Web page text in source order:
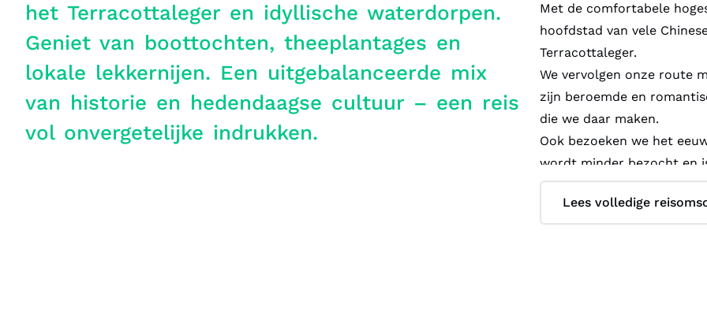
het Terracottaleger en idyllische waterdorpen.
Geniet van boottochten, theeplantages en
lokale lekkernijen. Een uitgebalanceerde mix
van historie en hedendaagse cultuur – een reis
vol onvergetelijke indrukken.
Met de comfortabele
hoofdstad van vele
Terracottaleger.
We vervolgen onze route
zijn beroemde en
die we daar maken.
Ook bezoeken we het
wordt minder bezocht en
Van daaruit reizen we
prachtig aangelegde
Lees volledige